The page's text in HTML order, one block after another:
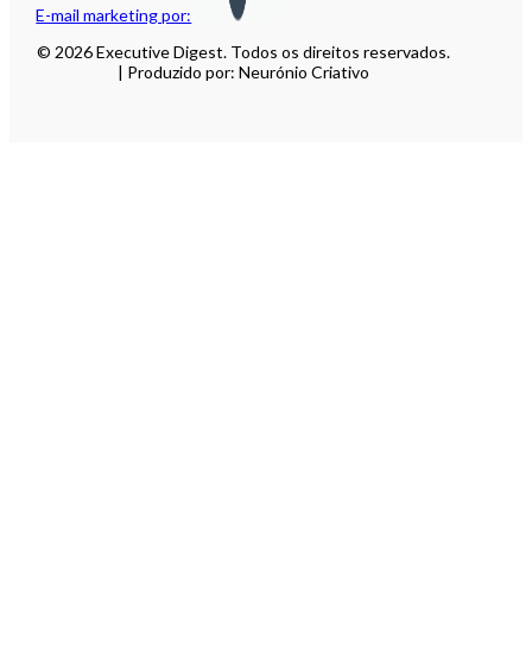
E-mail marketing por:
© 2026 Executive Digest. Todos os direitos reservados.
| Produzido por: Neurónio Criativo